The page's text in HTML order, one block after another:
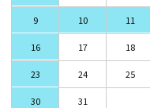
9 10 11
16 17 18
23 24 25
30 31